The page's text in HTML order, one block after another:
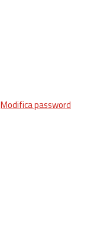
Modifica password